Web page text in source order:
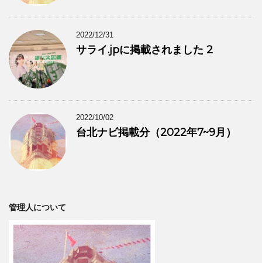
2022/12/31
サライ.jpに掲載されました 2
2022/10/02
台北ナビ掲載分（2022年7~9月）
管理人について